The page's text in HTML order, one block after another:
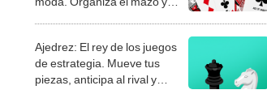
Ajedrez: El rey de los juegos
de estrategia. Mueve tus
piezas, anticipa al rival y